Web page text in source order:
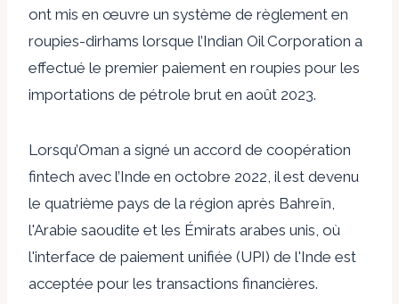
ont mis en œuvre un système de règlement en
roupies-dirhams lorsque l’Indian Oil Corporation a
effectué le premier paiement en roupies pour les
importations de pétrole brut en août 2023.
Lorsqu’Oman a signé un accord de coopération
fintech avec l’Inde en octobre 2022, il est devenu
le quatrième pays de la région après Bahreïn,
l'Arabie saoudite et les Émirats arabes unis, où
l'interface de paiement unifiée (UPI) de l'Inde est
acceptée pour les transactions financières.